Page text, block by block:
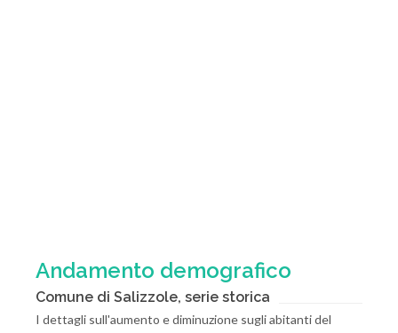
Andamento demografico
Comune di Salizzole, serie storica
I dettagli sull'aumento e diminuzione sugli abitanti del